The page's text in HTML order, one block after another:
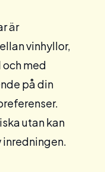
är
vinhyllor,
med
på din
utan kan
inredningen.